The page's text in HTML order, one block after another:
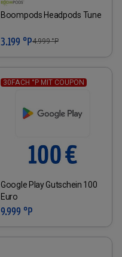
Boompods Headpods Tune
3.199 °P4.999°P
30FACH °P MIT COUPON
Google Play Gutschein 100
Euro
9.999 °P